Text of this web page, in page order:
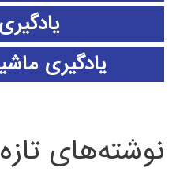
یادگیری
نوشته‌های تازه